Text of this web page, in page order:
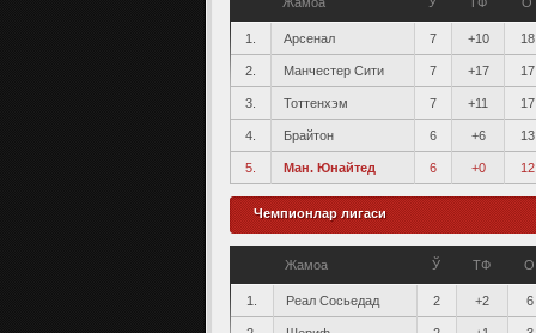
1. Арсенал 7 +10 18
2. Манчестер Сити 7 +17 17
3. Тоттенхэм 7 +11 17
4. Брайтон 6 +6 13
5. Ман. Юнайтед 6 +0 12
Чемпионлар лигаси
Жамоа Ў ТФ О
1. Реал Сосьедад 2 +2 6